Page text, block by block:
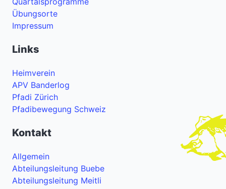
Übungsorte
Impressum
Links
Heimverein
APV Banderlog
Pfadi Zürich
Pfadibewegung Schweiz
Kontakt
Allgemein
Abteilungsleitung Buebe
Abteilungsleitung Meitli